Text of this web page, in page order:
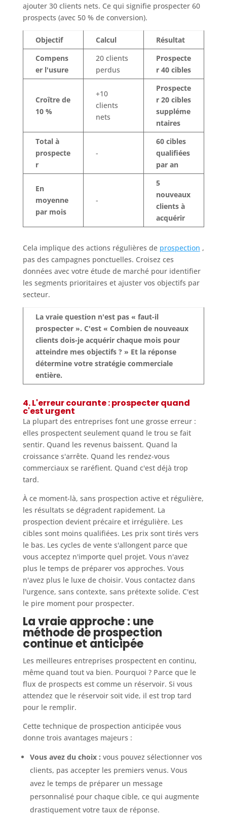
ajouter 30 clients nets. Ce qui signifie prospecter 60
prospects (avec 50 % de conversion).
Objectif Calcul
Résultat
Compens
er l'usure
20 clients
perdus
Prospecte
r 40 cibles
Croître de
10 %
+10
clients
nets
Prospecte
r 20 cibles
suppléme
ntaires
Total à
prospecte
r
-
60 cibles
qualifiées
par an
En
moyenne
par mois
-
5
nouveaux
clients à
acquérir
Cela implique des actions régulières de prospection ,
pas des campagnes ponctuelles. Croisez ces
données avec votre étude de marché pour identifier
les segments prioritaires et ajuster vos objectifs par
secteur.
La vraie question n'est pas « faut-il
prospecter ». C'est « Combien de nouveaux
clients dois-je acquérir chaque mois pour
atteindre mes objectifs ? » Et la réponse
détermine votre stratégie commerciale
entière.
4. L'erreur courante : prospecter quand
c'est urgent
La plupart des entreprises font une grosse erreur :
elles prospectent seulement quand le trou se fait
sentir. Quand les revenus baissent. Quand la
croissance s'arrête. Quand les rendez-vous
commerciaux se raréfient. Quand c'est déjà trop
tard.
À ce moment-là, sans prospection active et régulière,
les résultats se dégradent rapidement. La
prospection devient précaire et irrégulière. Les
cibles sont moins qualifiées. Les prix sont tirés vers
le bas. Les cycles de vente s'allongent parce que
vous acceptez n'importe quel projet. Vous n'avez
plus le temps de préparer vos approches. Vous
n'avez plus le luxe de choisir. Vous contactez dans
l'urgence, sans contexte, sans prétexte solide. C'est
le pire moment pour prospecter.
La vraie approche : une
méthode de prospection
continue et anticipée
Les meilleures entreprises prospectent en continu,
même quand tout va bien. Pourquoi ? Parce que le
flux de prospects est comme un réservoir. Si vous
attendez que le réservoir soit vide, il est trop tard
pour le remplir.
Cette technique de prospection anticipée vous
donne trois avantages majeurs :
Vous avez du choix : vous pouvez sélectionner vos
clients, pas accepter les premiers venus. Vous
avez le temps de préparer un message
personnalisé pour chaque cible, ce qui augmente
drastiquement votre taux de réponse.